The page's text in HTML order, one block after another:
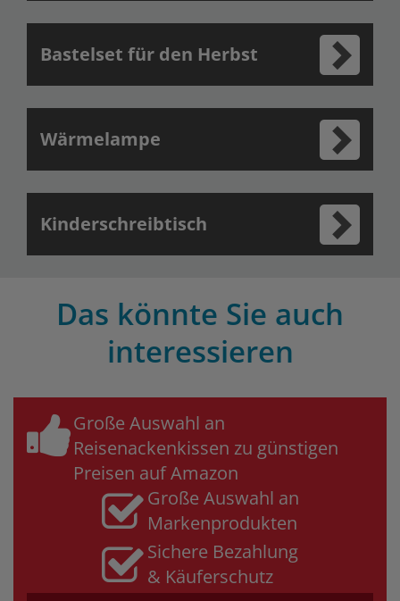
Bastelset für den Herbst
Wärmelampe
Kinderschreibtisch
Das könnte Sie auch
interessieren
Große Auswahl an
Reisenackenkissen zu günstigen
Preisen auf Amazon
Große Auswahl an
Markenprodukten
Sichere Bezahlung
& Käuferschutz